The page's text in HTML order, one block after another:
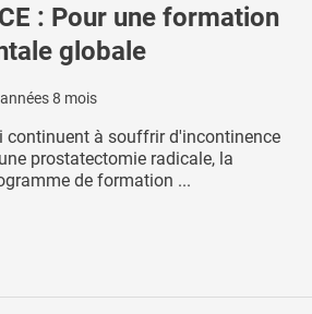
: Pour une formation
globale
8 mois
continuent à souffrir d'incontinence
prostatectomie radicale, la
de formation ...